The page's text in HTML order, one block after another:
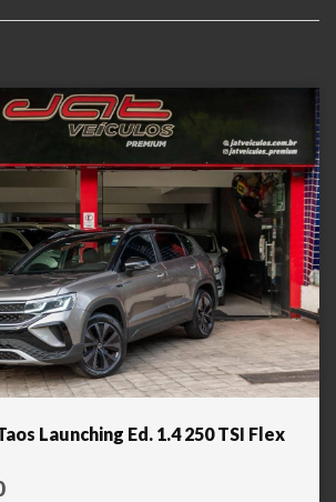
Launching Ed. 1.4 250 TSI Flex